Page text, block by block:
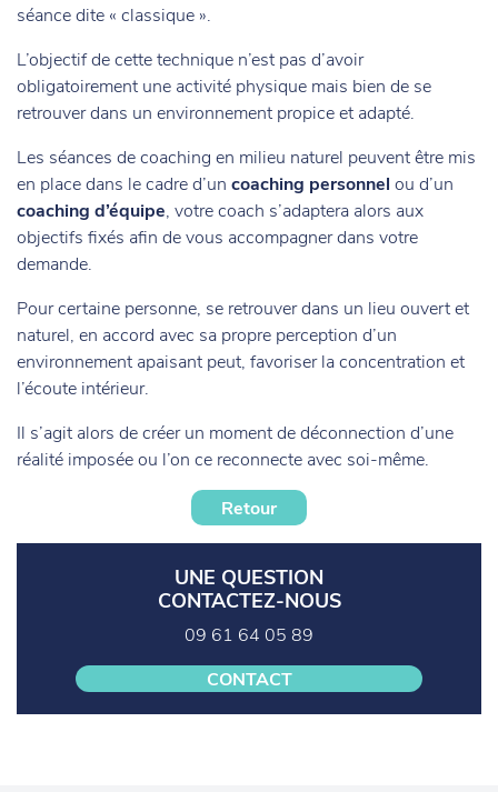
séance dite « classique ».
L’objectif de cette technique n’est pas d’avoir
obligatoirement une activité physique mais bien de se
retrouver dans un environnement propice et adapté.
Les séances de coaching en milieu naturel peuvent être mis
en place dans le cadre d’un coaching personnel ou d’un
coaching d’équipe , votre coach s’adaptera alors aux
objectifs fixés afin de vous accompagner dans votre
demande.
Pour certaine personne, se retrouver dans un lieu ouvert et
naturel, en accord avec sa propre perception d’un
environnement apaisant peut, favoriser la concentration et
l’écoute intérieur.
Il s’agit alors de créer un moment de déconnection d’une
réalité imposée ou l’on ce reconnecte avec soi-même.
Retour
UNE QUESTION
CONTACTEZ-NOUS
09 61 64 05 89
CONTACT